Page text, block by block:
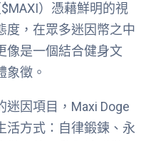
）憑藉鮮明的視
度，在眾多迷因幣之中
像是一個結合健身文
象徵。
因項目，Maxi Doge
活方式：自律鍛鍊、永